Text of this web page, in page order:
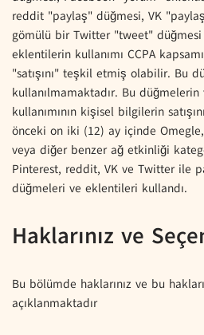
reddit "paylaş" düğmesi, VK
gömülü bir Twitter "tweet" düğmesi
eklentilerin kullanımı CCPA
"satışını" teşkil etmiş olabilir. Bu
kullanılmamaktadır. Bu
kullanımının kişisel bilgilerin
önceki on iki (12) ay içinde
veya diğer benzer ağ etkinliği
Pinterest, reddit, VK ve Twitter ile
düğmeleri ve eklentileri kullandı.
Haklarınız ve
Bu bölümde haklarınız ve bu
açıklanmaktadır